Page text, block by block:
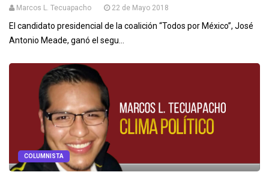
Marcos L. Tecuapacho 22 de Mayo 2018
El candidato presidencial de la coalición “Todos por México”, José
Antonio Meade, ganó el segu...
COLUMNISTA